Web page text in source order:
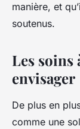
manière, et
soutenus.
Les soins
envisager
De plus en
comme une